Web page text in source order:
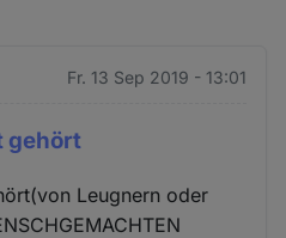
Fr. 13 Sep 2019 - 13:01
gehört
Leugnern oder